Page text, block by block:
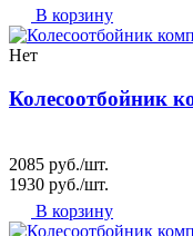
В корзину
Нет
Колесоотбойник
2085 руб./шт.
1930 руб./шт.
В корзину